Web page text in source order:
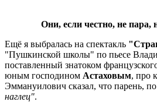
Они, если честно, не пара,
Ещё я выбралась на спектакль
"Пушкинской школы" по пьесе
поставленный знатоком
юным господином Астаховым, про
Эммануилович сказал, что парень,
наглец".